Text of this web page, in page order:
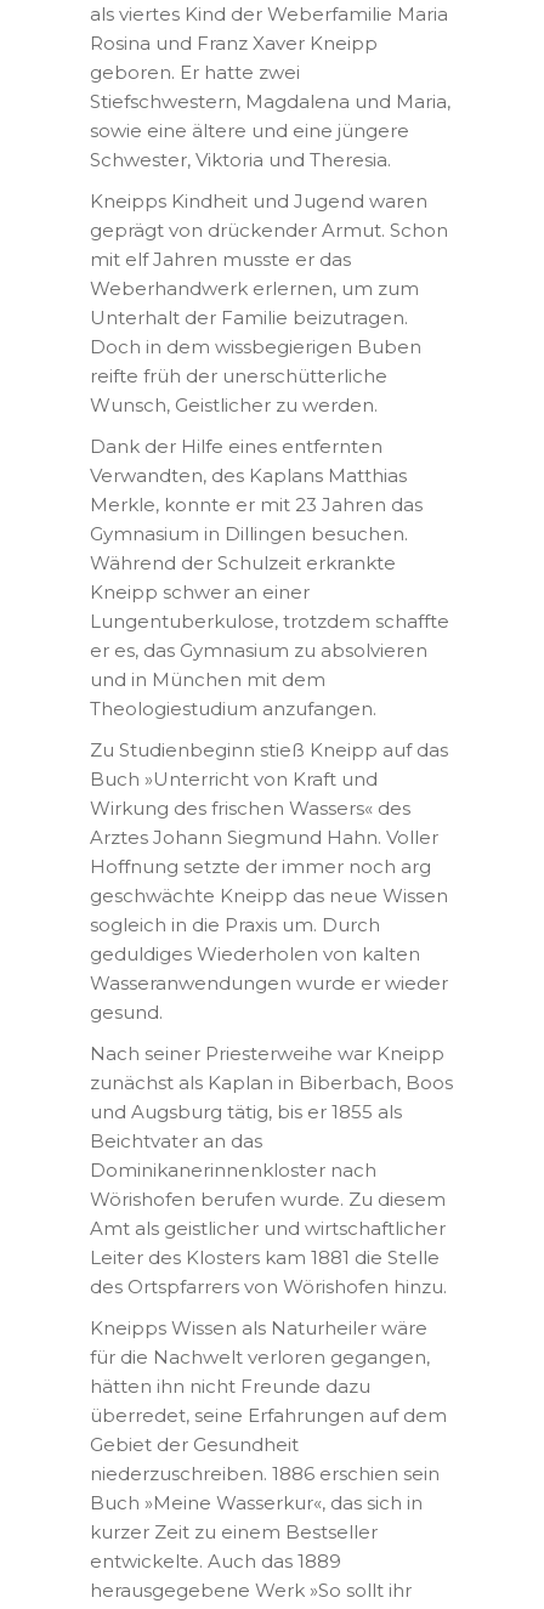
als viertes Kind der Weberfamilie Maria
Rosina und Franz Xaver Kneipp
geboren. Er hatte zwei
Stiefschwestern, Magdalena und Maria,
sowie eine ältere und eine jüngere
Schwester, Viktoria und Theresia.
Kneipps Kindheit und Jugend waren
geprägt von drückender Armut. Schon
mit elf Jahren musste er das
Weberhandwerk erlernen, um zum
Unterhalt der Familie beizutragen.
Doch in dem wissbegierigen Buben
reifte früh der unerschütterliche
Wunsch, Geistlicher zu werden.
Dank der Hilfe eines entfernten
Verwandten, des Kaplans Matthias
Merkle, konnte er mit 23 Jahren das
Gymnasium in Dillingen besuchen.
Während der Schulzeit erkrankte
Kneipp schwer an einer
Lungentuberkulose, trotzdem schaffte
er es, das Gymnasium zu absolvieren
und in München mit dem
Theologiestudium anzufangen.
Zu Studienbeginn stieß Kneipp auf das
Buch »Unterricht von Kraft und
Wirkung des frischen Wassers« des
Arztes Johann Siegmund Hahn. Voller
Hoffnung setzte der immer noch arg
geschwächte Kneipp das neue Wissen
sogleich in die Praxis um. Durch
geduldiges Wiederholen von kalten
Wasseranwendungen wurde er wieder
gesund.
Nach seiner Priesterweihe war Kneipp
zunächst als Kaplan in Biberbach, Boos
und Augsburg tätig, bis er 1855 als
Beichtvater an das
Dominikanerinnenkloster nach
Wörishofen berufen wurde. Zu diesem
Amt als geistlicher und wirtschaftlicher
Leiter des Klosters kam 1881 die Stelle
des Ortspfarrers von Wörishofen hinzu.
Kneipps Wissen als Naturheiler wäre
für die Nachwelt verloren gegangen,
hätten ihn nicht Freunde dazu
überredet, seine Erfahrungen auf dem
Gebiet der Gesundheit
niederzuschreiben. 1886 erschien sein
Buch »Meine Wasserkur«, das sich in
kurzer Zeit zu einem Bestseller
entwickelte. Auch das 1889
herausgegebene Werk »So sollt ihr